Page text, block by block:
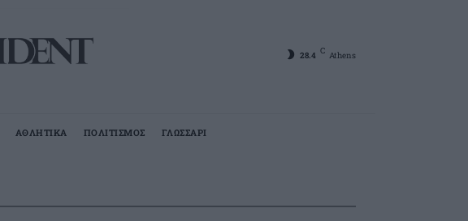
28.4 C Athens
ΑΘΛΗΤΙΚΑ ΠΟΛΙΤΙΣΜΟΣ ΓΛΩΣΣΑΡΙ